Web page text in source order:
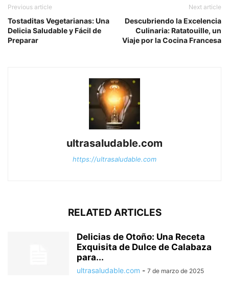
Previous article
Tostaditas Vegetarianas: Una
Delicia Saludable y Fácil de
Preparar
Next article
Descubriendo la Excelencia
Culinaria: Ratatouille, un
Viaje por la Cocina Francesa
ultrasaludable.com
https://ultrasaludable.com
RELATED ARTICLES
Delicias de Otoño: Una Receta
Exquisita de Dulce de Calabaza
para...
ultrasaludable.com - 7 de marzo de 2025